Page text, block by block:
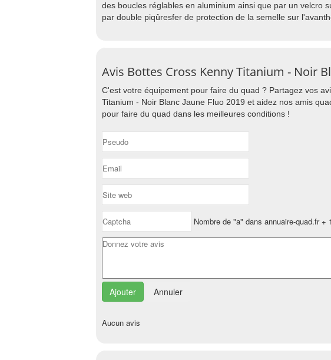
des boucles réglables en aluminium ainsi que par un velcro
par double piqûresfer de protection de la semelle sur
Avis Bottes Cross Kenny Titanium - Noir
C'est votre équipement pour faire du quad ? Partagez vos
Titanium - Noir Blanc Jaune Fluo 2019 et aidez nos amis
pour faire du quad dans les meilleures conditions !
Nombre de "a" dans annuaire-quad.fr + 1
Annuler
Aucun avis